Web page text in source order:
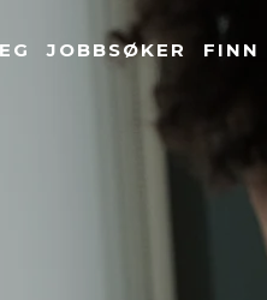
JOBBSØKER FINN